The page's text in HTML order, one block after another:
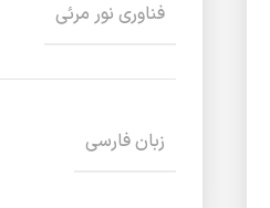
فناوری نور مرئی
زبان فارسی